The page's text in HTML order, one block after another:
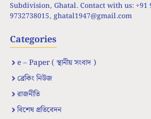
Subdivision, Ghatal. Contact with us: +91
9732738015, ghatal1947@gmail.com
Categories
e – Paper ( স্থানীয় সংবাদ )
ব্রেকিং নিউজ
রাজনীতি
বিশেষ প্রতিবেদন